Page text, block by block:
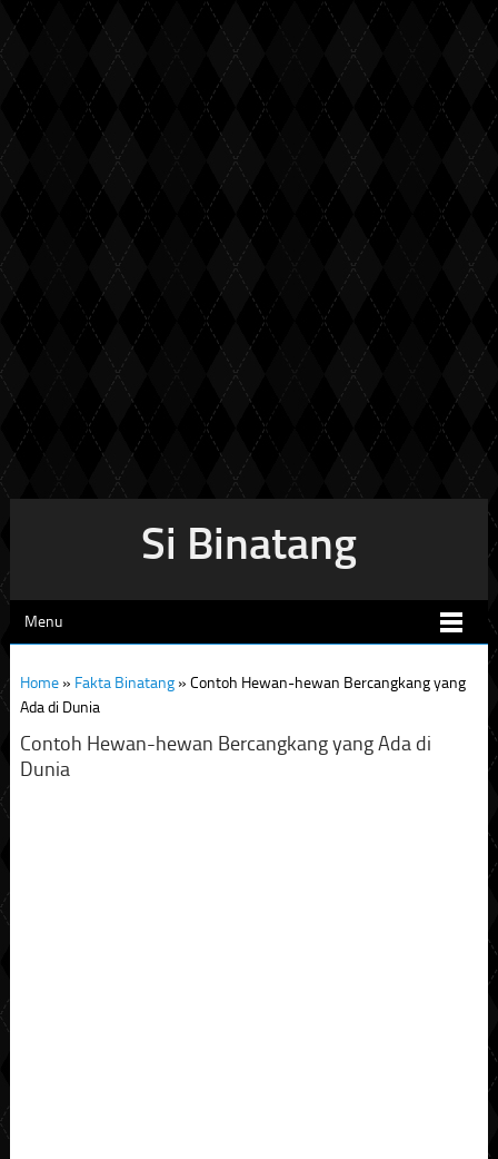
Si Binatang
Menu
Home» Fakta Binatang» Contoh Hewan-hewan Bercangkang yang
Ada di Dunia
Contoh Hewan-hewan Bercangkang yang Ada di
Dunia